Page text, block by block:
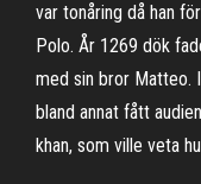
var tonåring då han
Polo. År 1269 dök
med sin bror Matteo.
bland annat fått
khan, som ville veta